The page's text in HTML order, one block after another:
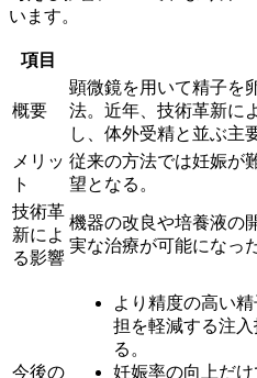
います。
項目
概要
顕微鏡を用いて精子を
法。近年、技術革新に
し、体外受精と並ぶ主
メリッ
ト
従来の方法では妊娠が
望となる。
技術革
新によ
る影響
機器の改良や培養液の
実な治療が可能になった
今後の
より精度の高い
担を軽減する注
る。
妊娠率の向上だ